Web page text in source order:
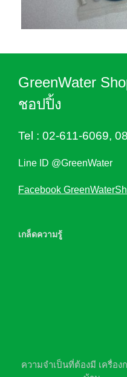
GreenWater
ชอปปิ้ง
Tel : 02-611-6069,
Line ID @GreenWater
Facebook
เกล็ดความรู้
ความจำเป็นที่ต้องมี เครื่อง